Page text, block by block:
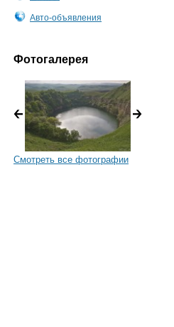
Авто-объявления
Фотогалерея
Смотреть все фотографии